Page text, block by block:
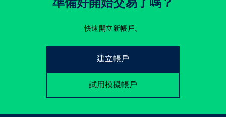
準備好開始交易了嗎？
快速開立新帳戶。
建立帳戶
試用模擬帳戶